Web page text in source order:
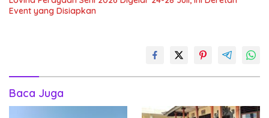
Event yang Disiapkan
Baca Juga